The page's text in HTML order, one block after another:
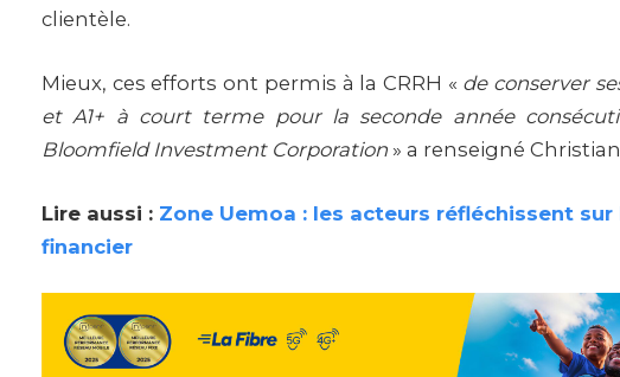
clientèle.
Mieux, ces efforts ont permis à la CRRH « de conserver
et A1+ à court terme pour la seconde année
Bloomfield Investment Corporation » a renseigné
Lire aussi : Zone Uemoa : les acteurs réfléchissent
financier